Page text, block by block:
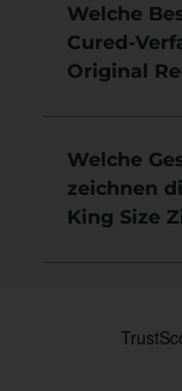
Welche
Cured-
Original
Welche
zeichnen
King Size